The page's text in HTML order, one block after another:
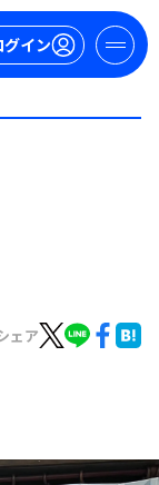
グイン
ェア